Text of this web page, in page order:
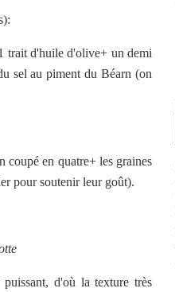
trait d'huile d'olive+ un demi
sel au piment du Béarn (on
coupé en quatre+ les graines
pour soutenir leur goût).
d'où la texture très